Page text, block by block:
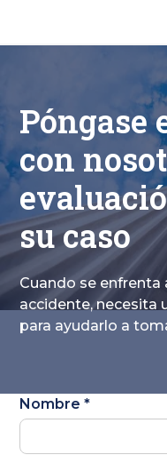
Póngase
con
su caso
Cuando se enfrenta
accidente, necesita
para ayudarlo a
Nombre *